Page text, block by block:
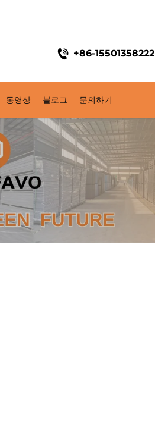
+86-15501358222
동영상 블로그 문의하기